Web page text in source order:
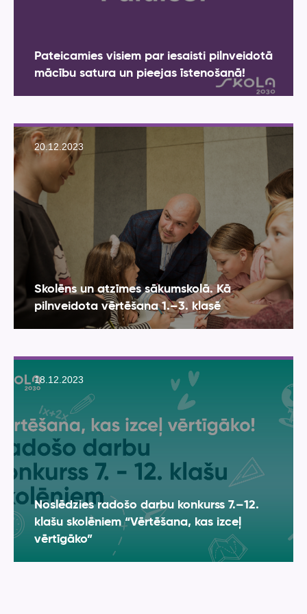
Pateicamies visiem par iesaisti pilnveidotā
mācību satura un pieejas īstenošanā!
20.12.2023
Skolēns un atzīmes sākumskolā. Kā
pilnveidota vērtēšana 1.–3. klasē
18.12.2023
Noslēdzies radošo darbu konkurss 7.–12.
klašu skolēniem “Vērtēšana, kas izceļ
vērtīgāko”